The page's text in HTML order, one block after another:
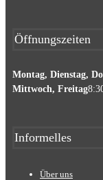
Öffnungszeiten
Montag, Dienstag,
Mittwoch, Freitag
Informelles
Über uns